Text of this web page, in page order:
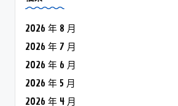
2026 年 8 月
2026 年 7 月
2026 年 6 月
2026 年 5 月
2026 年 4 月